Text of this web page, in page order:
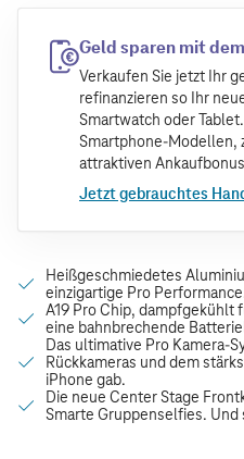
Geld sparen mit
Verkaufen Sie jetzt Ihr
refinanzieren so Ihr
Smartwatch oder
Smartphone-Modellen,
attraktiven
Jetzt gebrauchtes